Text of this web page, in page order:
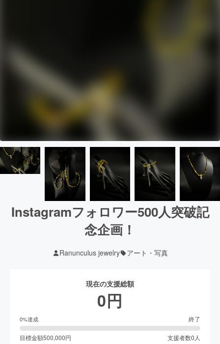
Instagramフォロワー500人突破記
念企画！
Ranunculus jewelry アート・写真
現在の支援総額
0円
0%達成 終了
目標金額500,000円 支援者数0 人